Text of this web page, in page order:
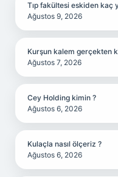
Tıp fakültesi eskiden kaç
Ağustos 9, 2026
Kurşun kalem gerçekten
Ağustos 7, 2026
Cey Holding kimin ?
Ağustos 6, 2026
Kulaçla nasıl ölçeriz ?
Ağustos 6, 2026